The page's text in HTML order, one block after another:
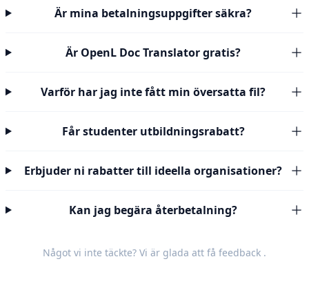
Är mina betalningsuppgifter säkra?
Är OpenL Doc Translator gratis?
Varför har jag inte fått min översatta fil?
Får studenter utbildningsrabatt?
Erbjuder ni rabatter till ideella organisationer?
Kan jag begära återbetalning?
Något vi inte täckte? Vi är glada att få feedback .